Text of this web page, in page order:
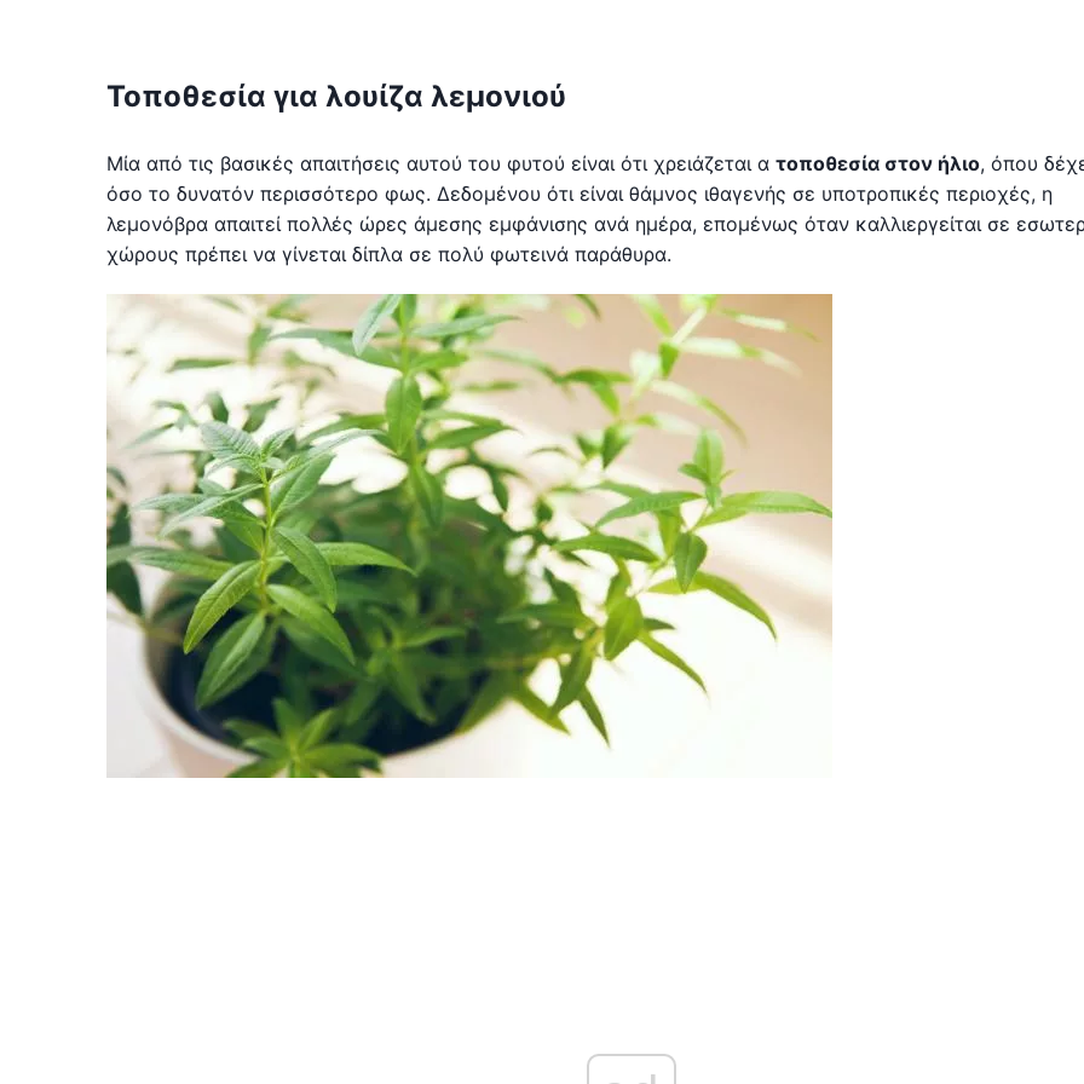
Τοποθεσία για λουίζα λεμονιού
Μία από τις βασικές απαιτήσεις αυτού του φυτού είναι ότι χρειάζεται α τοποθεσία στον ήλιο, όπου
όσο το δυνατόν περισσότερο φως. Δεδομένου ότι είναι θάμνος ιθαγενής σε υποτροπικές περιοχές, η
λεμονόβρα απαιτεί πολλές ώρες άμεσης εμφάνισης ανά ημέρα, επομένως όταν καλλιεργείται σε
χώρους πρέπει να γίνεται δίπλα σε πολύ φωτεινά παράθυρα.